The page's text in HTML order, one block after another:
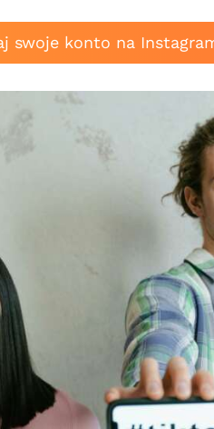
swoje konto na